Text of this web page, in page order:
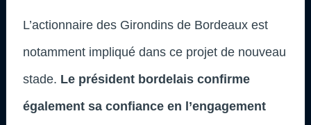
L’actionnaire des Girondins de Bordeaux est
notamment impliqué dans ce projet de nouveau
stade. Le président bordelais confirme
également sa confiance en l’engagement